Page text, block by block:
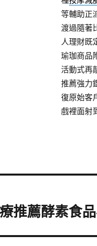
等輔助正
渡過隨著
人理財既
瑜珈商品
活動式再
推薦強力
復原始客
戲裡面射
推薦酵素食